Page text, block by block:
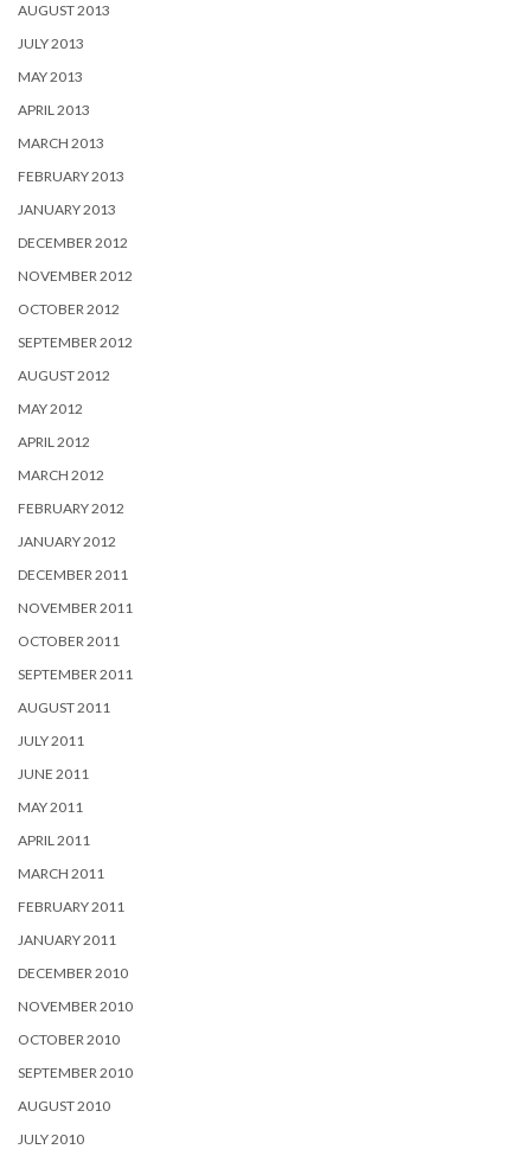
AUGUST 2013
JULY 2013
MAY 2013
APRIL 2013
MARCH 2013
FEBRUARY 2013
JANUARY 2013
DECEMBER 2012
NOVEMBER 2012
OCTOBER 2012
SEPTEMBER 2012
AUGUST 2012
MAY 2012
APRIL 2012
MARCH 2012
FEBRUARY 2012
JANUARY 2012
DECEMBER 2011
NOVEMBER 2011
OCTOBER 2011
SEPTEMBER 2011
AUGUST 2011
JULY 2011
JUNE 2011
MAY 2011
APRIL 2011
MARCH 2011
FEBRUARY 2011
JANUARY 2011
DECEMBER 2010
NOVEMBER 2010
OCTOBER 2010
SEPTEMBER 2010
AUGUST 2010
JULY 2010